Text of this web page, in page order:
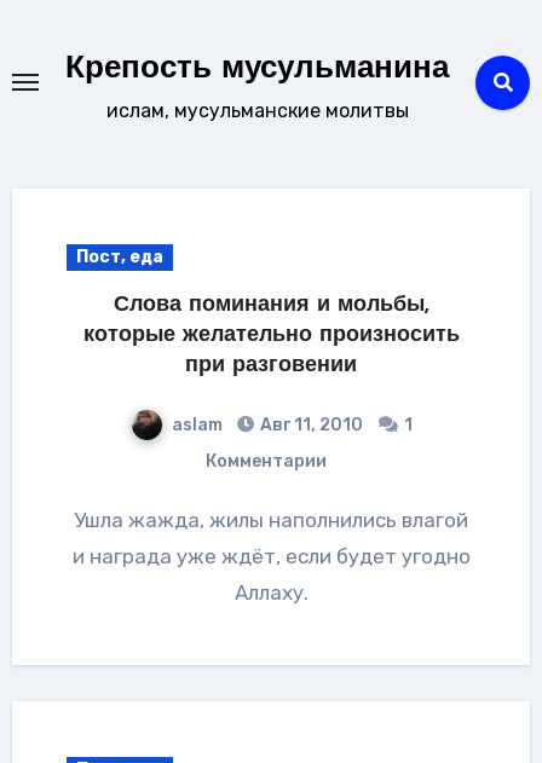
содержаниюКрепость мусульманина
ислам, мусульманские молитвы
Пост, еда
Слова поминания и мольбы,
которые желательно произносить
при разговении
aslam Авг 11, 2010
1
Комментарии
Ушла жажда, жилы наполнились влагой
и награда уже ждёт, если будет угодно
Аллаху.